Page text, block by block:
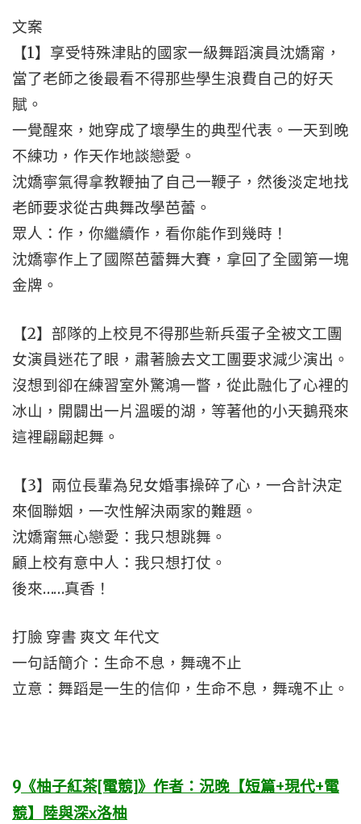
文案
【1】享受特殊津貼的國家一級舞蹈演員沈嬌甯，
當了老師之後最看不得那些學生浪費自己的好天
賦。
一覺醒來，她穿成了壞學生的典型代表。一天到晚
不練功，作天作地談戀愛。
沈嬌寧氣得拿教鞭抽了自己一鞭子，然後淡定地找
老師要求從古典舞改學芭蕾。
眾人：作，你繼續作，看你能作到幾時！
沈嬌寧作上了國際芭蕾舞大賽，拿回了全國第一塊
金牌。
【2】部隊的上校見不得那些新兵蛋子全被文工團
女演員迷花了眼，肅著臉去文工團要求減少演出。
沒想到卻在練習室外驚鴻一瞥，從此融化了心裡的
冰山，開闢出一片溫暖的湖，等著他的小天鵝飛來
這裡翩翩起舞。
【3】兩位長輩為兒女婚事操碎了心，一合計決定
來個聯姻，一次性解決兩家的難題。
沈嬌甯無心戀愛：我只想跳舞。
顧上校有意中人：我只想打仗。
後來……真香！
打臉 穿書 爽文 年代文
一句話簡介：生命不息，舞魂不止
立意：舞蹈是一生的信仰，生命不息，舞魂不止。
9 《柚子紅茶[電競]》作者：況晚【短篇+現代+電
競】陸與深x洛柚